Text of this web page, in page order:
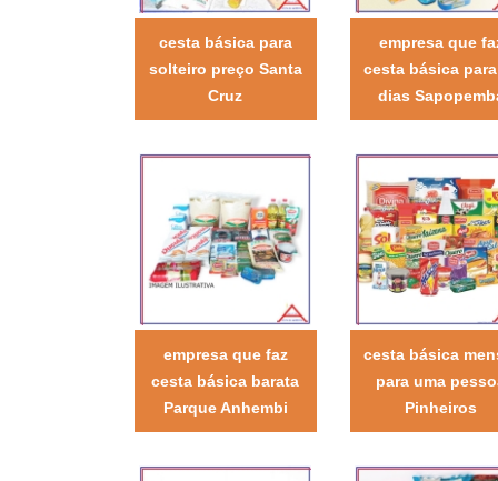
cesta básica para
solteiro preço Santa
Cruz
empresa que
cesta básica
dias
empresa que faz
cesta básica barata
Parque Anhembi
cesta básica
para uma
Pinheiros